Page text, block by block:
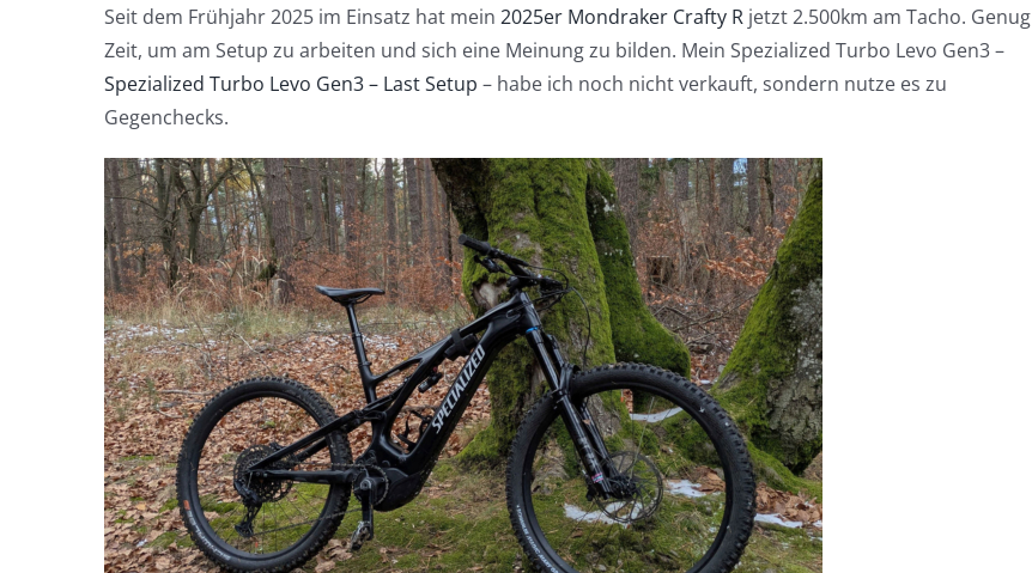
Seit dem Frühjahr 2025 im Einsatz hat mein 2025er Mondraker Crafty R jetzt 2.500km am Tacho. Genug
Zeit, um am Setup zu arbeiten und sich eine Meinung zu bilden. Mein Spezialized Turbo Levo Gen3 –
Spezialized Turbo Levo Gen3 – Last Setup – habe ich noch nicht verkauft, sondern nutze es zu
Gegenchecks.